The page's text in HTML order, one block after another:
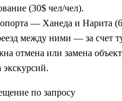
(30$ чел/чел).
— Ханеда и Нарита
между ними — за счет
отмена или замена
экскурсий.
по запросу